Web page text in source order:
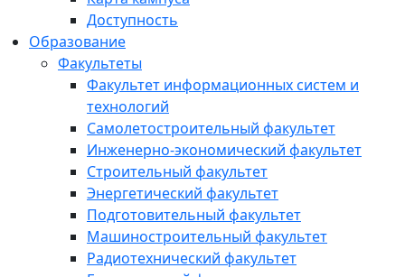
Доступность
Образование
Факультеты
Факультет информационных систем и
технологий
Самолетостроительный факультет
Инженерно-экономический факультет
Строительный факультет
Энергетический факультет
Подготовительный факультет
Машиностроительный факультет
Радиотехнический факультет